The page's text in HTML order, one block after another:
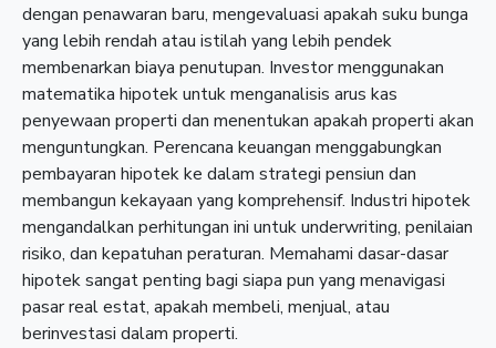
dengan penawaran baru, mengevaluasi apakah suku bunga
yang lebih rendah atau istilah yang lebih pendek
membenarkan biaya penutupan. Investor menggunakan
matematika hipotek untuk menganalisis arus kas
penyewaan properti dan menentukan apakah properti akan
menguntungkan. Perencana keuangan menggabungkan
pembayaran hipotek ke dalam strategi pensiun dan
membangun kekayaan yang komprehensif. Industri hipotek
mengandalkan perhitungan ini untuk underwriting, penilaian
risiko, dan kepatuhan peraturan. Memahami dasar-dasar
hipotek sangat penting bagi siapa pun yang menavigasi
pasar real estat, apakah membeli, menjual, atau
berinvestasi dalam properti.